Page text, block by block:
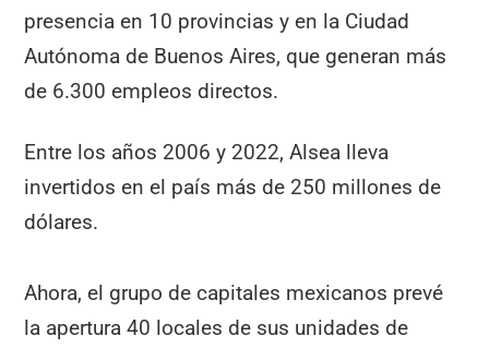
presencia en 10 provincias y en la Ciudad
Autónoma de Buenos Aires, que generan más
de 6.300 empleos directos.
Entre los años 2006 y 2022, Alsea lleva
invertidos en el país más de 250 millones de
dólares.
Ahora, el grupo de capitales mexicanos prevé
la apertura 40 locales de sus unidades de